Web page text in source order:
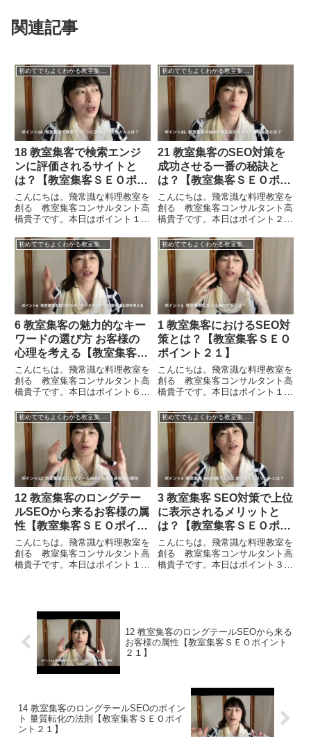
関連記事
初めてでもよくわかる教室集客に強いSEO対策のポイント21
18 教室集客で検索エンジ
ンに評価されるサイトと
は？【教室集客ＳＥＯポイ
ント２１】
こんにちは。飛常識な料理教室を
創る 教室集客コンサルタント高
橋貴子です。本日はポイント１８
ンジンに評価されるサイトと
は？」というお話をしたいと思い
ます。検索エンジンがサイトを評
価する場合にはいろいろな基準が
初めてでもよくわかる教室集客に強いSEO対策のポイント21
21 教室集客のSEO対策を
成功させる一番の秘訣と
は？【教室集客ＳＥＯポイ
ント２１】
こんにちは。飛常識な料理教室を
創る 教室集客コンサルタント高
橋貴子です。本日はポイント２１
対策を成功させる一番の秘訣と
は？」というお話をしていきま
す。ここまでで、ポイント１から
２０として、SEOやロングテー
ルS...
6 教室集客の魅力的なキー
ワードの選び方 お客様の
心理を考える【教室集客Ｓ
ＥＯポイント２１】
こんにちは。飛常識な料理教室を
創る 教室集客コンサルタント高
橋貴子です。本日はポイント６と
キーワードの選び方 お客様の心
理を考える」ということについて
お伝えをしたいと思います。お客
様の心理を考えるというのはど
1 教室集客におけるSEO対
策とは？【教室集客ＳＥＯ
ポイント２１】
こんにちは。飛常識な料理教室を
創る 教室集客コンサルタント高
橋貴子です。本日はポイント１と
SEO対策とは？」ということに
ついてお話をしたいと思います。
まず大前提として、こちらのチュ
ートリアルは「初めてでも分かる
12 教室集客のロングテー
ルSEOから来るお客様の属
性【教室集客ＳＥＯポイン
ト２１】
こんにちは。飛常識な料理教室を
創る 教室集客コンサルタント高
橋貴子です。本日はポイント１２
ます。先にお話をさせていただい
たロングテールSEOは、細か
3 教室集客 SEO対策で上位
に表示されるメリットと
は？【教室集客ＳＥＯポイ
ント２１】
こんにちは。飛常識な料理教室を
創る 教室集客コンサルタント高
橋貴子です。本日はポイント３と
そ...
12 教室集客のロングテールSEOから来る
お客様の属性【教室集客ＳＥＯポイント
２１】
14 教室集客のロングテールSEOのポイン
ト 量質転化の法則【教室集客ＳＥＯポイ
ント２１】